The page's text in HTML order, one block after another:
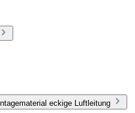
eckige Luftleitung